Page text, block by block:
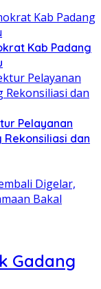
Kab Padang
Pelayanan
Rekonsiliasi dan
Gadang